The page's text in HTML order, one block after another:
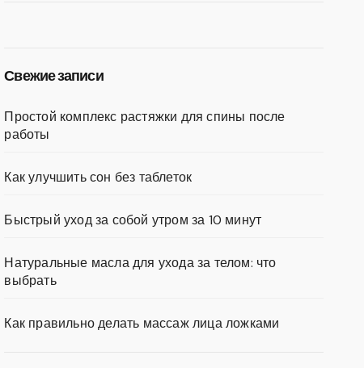
Свежие записи
Простой комплекс растяжки для спины после
работы
Как улучшить сон без таблеток
Быстрый уход за собой утром за 10 минут
Натуральные масла для ухода за телом: что
выбрать
Как правильно делать массаж лица ложками